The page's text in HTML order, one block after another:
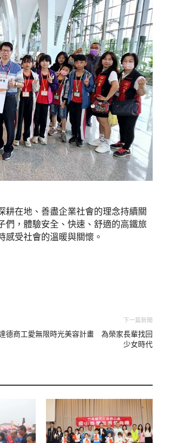
耕在地、善盡企業社會的理念持續關
們，體驗安全、快速、舒適的高鐵旅
受社會的溫暖與關懷。
下一篇新聞
德商工愛無限時光美容計畫 為榮家長輩找回
少女時代